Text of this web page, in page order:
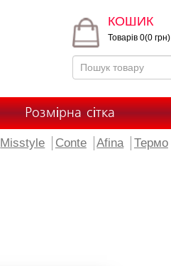
КОШИК
Товарів 0(0 грн)
Розмірна сітка
Misstyle Conte Afina Термо